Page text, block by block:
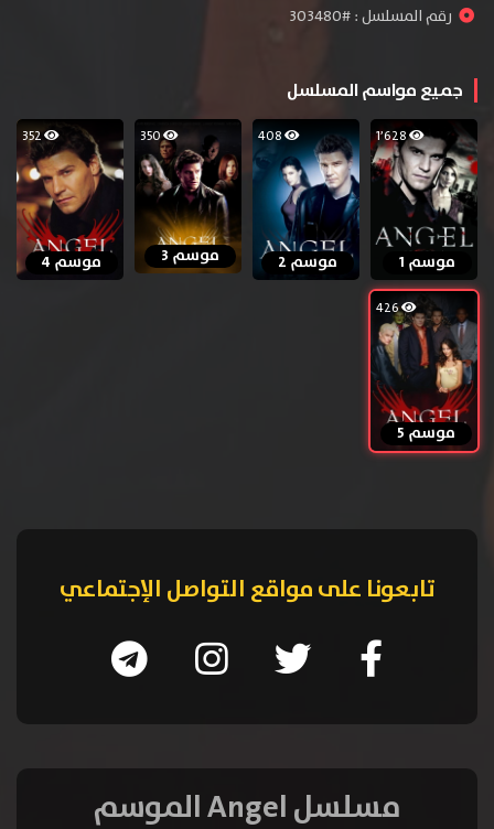
رقم المسلسل : #303480
جميع مواسم المسلسل
1٬628
موسم 1 موسم 2
350
موسم 3 موسم 4
426
موسم 5
تابعونا على مواقع التواصل الإجتماعي
مسلسل Angel الموسم